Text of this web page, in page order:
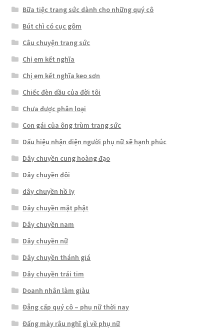
Bữa tiệc trang sức dành cho những quý cô
Bút chì có cục gôm
Câu chuyện trang sức
Chị em kết nghĩa
Chị em kết nghĩa keo sơn
Chiếc đèn dầu của đời tôi
Chưa được phân loại
Con gái của ông trùm trang sức
Dấu hiệu nhận diện người phụ nữ sẽ hạnh phúc
Dây chuyền cung hoàng đạo
Dây chuyền đôi
dây chuyền hồ ly
Dây chuyền mặt phật
Dây chuyền nam
Dây chuyền nữ
Dây chuyền thánh giá
Dây chuyền trái tim
Doanh nhân làm giàu
Đẳng cấp quý cô – phụ nữ thời nay
Đấng mày râu nghĩ gì về phụ nữ